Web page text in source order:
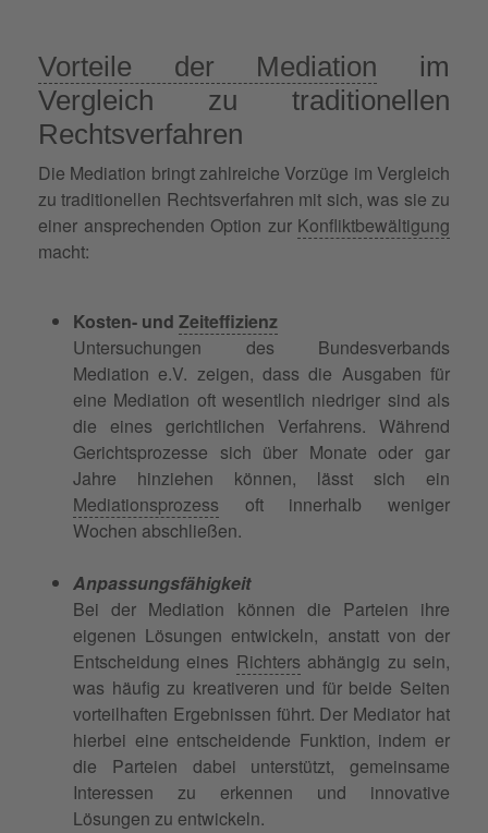
Vorteile der Mediation im
Vergleich zu traditionellen
Rechtsverfahren
Die Mediation bringt zahlreiche Vorzüge im Vergleich
zu traditionellen Rechtsverfahren mit sich, was sie zu
einer ansprechenden Option zur Konfliktbewältigung
macht:
Kosten- und Zeiteffizienz
Untersuchungen des Bundesverbands
Mediation e.V. zeigen, dass die Ausgaben für
eine Mediation oft wesentlich niedriger sind als
die eines gerichtlichen Verfahrens. Während
Gerichtsprozesse sich über Monate oder gar
Jahre hinziehen können, lässt sich ein
Mediationsprozess oft innerhalb weniger
Wochen abschließen.
Anpassungsfähigkeit
Bei der Mediation können die Parteien ihre
eigenen Lösungen entwickeln, anstatt von der
Entscheidung eines Richters abhängig zu sein,
was häufig zu kreativeren und für beide Seiten
vorteilhaften Ergebnissen führt. Der Mediator hat
hierbei eine entscheidende Funktion, indem er
die Parteien dabei unterstützt, gemeinsame
Interessen zu erkennen und innovative
Lösungen zu entwickeln.